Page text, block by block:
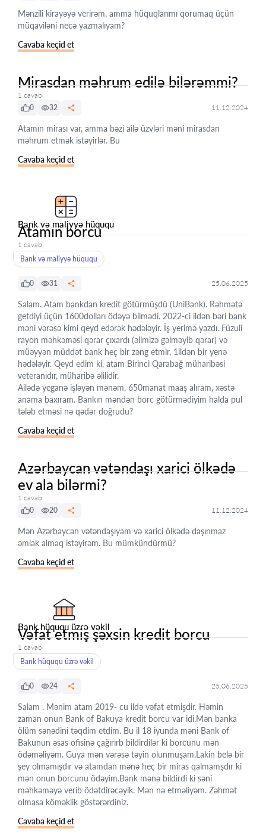
Mənzili kirayəyə verirəm, amma hüquqlarımı qorumaq üçün
müqaviləni necə yazmalıyam?
Cavaba keçid et
Mirasdan məhrum edilə bilərəmmi?
1 cavab
0
32 11.12.2024
Atamın mirası var, amma bəzi ailə üzvləri məni mirasdan
məhrum etmək istəyirlər. Bu
Cavaba keçid et
Bank və maliyyə hüququ
Atamın borcu
1 cavab
Bank və maliyyə hüququ
0 31 25.06.2025
Salam. Atam bankdan kredit götürmüşdü (UniBank). Rəhmətə
getdiyi üçün 1600dolları ödəyə bilmədi. 2022-ci ildən bəri bank
məni vərəsə kimi qeyd edərək hədələyir. İş yerimə yazdı. Füzuli
rayon məhkəməsi qərar çıxardı (əlimizə gəlməyib qərar) və
müəyyən müddət bank heç bir zəng etmir, 1ildən bir yenə
hədələyir. Qeyd edim ki, atam Birinci Qarabağ müharibəsi
veteranıdır, müharibə əlilidir.
Ailədə yeganə işləyən mənəm, 650manat maaş alıram, xəstə
anama baxıram. Bankın məndən borc götürmədiyim halda pul
tələb etməsi nə qədər doğrudu?
Cavaba keçid et
Azərbaycan vətəndaşı xarici ölkədə
ev ala bilərmi?
1 cavab
0
20 11.12.2024
Mən Azərbaycan vətəndaşıyam və xarici ölkədə daşınmaz
əmlak almaq istəyirəm. Bu mümkündürmü?
Cavaba keçid et
Bank hüququ üzrə vəkil
Vəfat etmiş şəxsin kredit borcu
1 cavab
Bank hüququ üzrə vəkil
0 24 25.06.2025
Salam . Mənim atam 2019- cu ildə vəfat etmişdir. Həmin
zaman onun Bank of Bakuya kredit borcu var idi.Mən banka
ölüm sənədini təqdim etdim. Bu il 18 iyunda məni Bank of
Bakunun əsas ofisinə çağırırb bildirdilər ki borcunu mən
ödəməliyəm. Guya mən vərəsə təyin olunmuşam.Lakin belə bir
şey olmamışdır və atamdan mənə heç bir miras qalmamşdır ki
mən onun borcunu ödəyim.Bank mənə bildirdi ki səni
məhkəməyə verib ödətdirəcəyik. Mən nə etməliyəm. Zəhmət
olmasa köməklik göstərərdiniz.
Cavaba keçid et